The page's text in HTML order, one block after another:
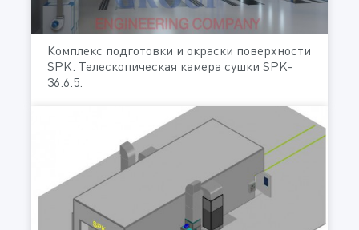
Комплекс подготовки и окраски поверхности
SPK. Телескопическая камера сушки SPK-
36.6.5.